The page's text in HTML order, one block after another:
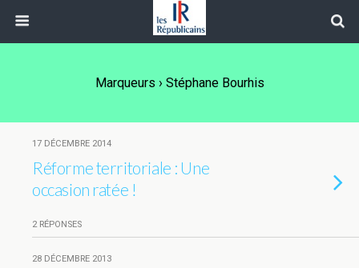
Marqueurs › Stéphane Bourhis
17 DÉCEMBRE 2014
Réforme territoriale : Une
occasion ratée !
2 RÉPONSES
28 DÉCEMBRE 2013